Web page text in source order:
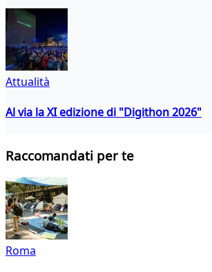
Attualità
Al via la XI edizione di "Digithon 2026"
Raccomandati per te
Roma